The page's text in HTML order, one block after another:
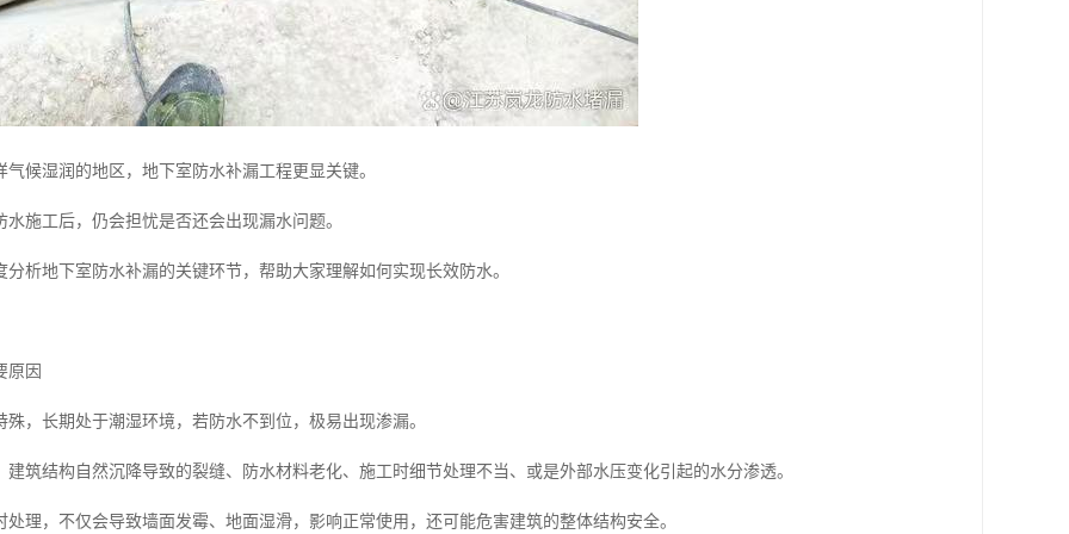
气候湿润的地区，地下室防水补漏工程更显关键。
水施工后，仍会担忧是否还会出现漏水问题。
分析地下室防水补漏的关键环节，帮助大家理解如何实现长效防水。
原因
殊，长期处于潮湿环境，若防水不到位，极易出现渗漏。
建筑结构自然沉降导致的裂缝、防水材料老化、施工时细节处理不当、或是外部水压变化引起的水分渗透。
处理，不仅会导致墙面发霉、地面湿滑，影响正常使用，还可能危害建筑的整体结构安全。